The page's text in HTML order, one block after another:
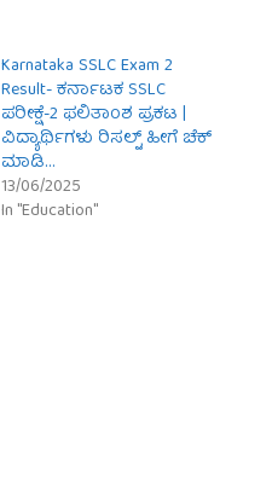
Karnataka SSLC Exam 2
Result- ಕರ್ನಾಟಕ SSLC
ಪರೀಕ್ಷೆ-2 ಫಲಿತಾಂಶ ಪ್ರಕಟ |
ವಿದ್ಯಾರ್ಥಿಗಳು ರಿಸಲ್ಟ್ ಹೀಗೆ ಚೆಕ್
ಮಾಡಿ…
13/06/2025
In "Education"